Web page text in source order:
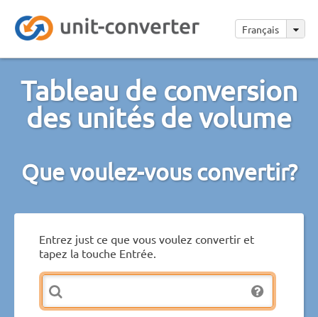
Français
Tableau de conversion
des unités de volume
Que voulez-vous convertir?
Entrez just ce que vous voulez convertir et
tapez la touche Entrée.